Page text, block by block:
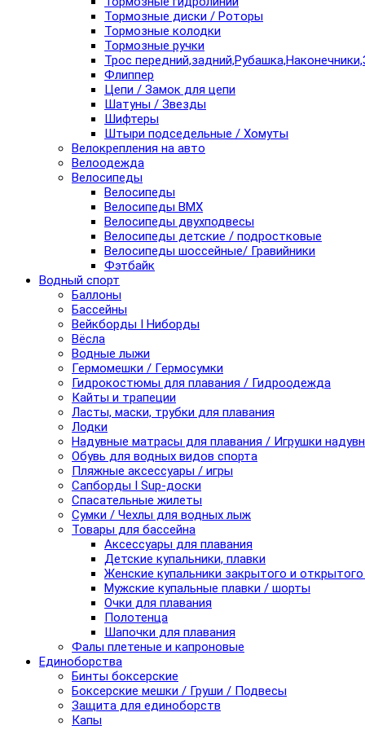
Тормозные диски / Роторы
Тормозные колодки
Тормозные ручки
Трос
Флиппер
Цепи / Замок для цепи
Шатуны / Звезды
Шифтеры
Штыри подседельные / Хомуты
Велокрепления на авто
Велоодежда
Велосипеды
Велосипеды
Велосипеды BMX
Велосипеды двухподвесы
Велосипеды детские / подростковые
Велосипеды шоссейные/ Гравийники
Фэтбайк
Водный спорт
Баллоны
Бассейны
Вейкборды I Ниборды
Вёсла
Водные лыжи
Гермомешки / Гермосумки
Гидрокостюмы для плавания / Гидроодежда
Кайты и трапеции
Ласты, маски, трубки для плавания
Лодки
Надувные матрасы для плавания / Игрушки
Обувь для водных видов спорта
Пляжные аксессуары / игры
Сапборды I Sup-доски
Спасательные жилеты
Сумки / Чехлы для водных лыж
Товары для бассейна
Аксессуары для плавания
Детские купальники, плавки
Женские купальники закрытого и
Мужские купальные плавки / шорты
Очки для плавания
Полотенца
Шапочки для плавания
Фалы плетеные и капроновые
Единоборства
Бинты боксерские
Боксерские мешки / Груши / Подвесы
Защита для единоборств
Капы